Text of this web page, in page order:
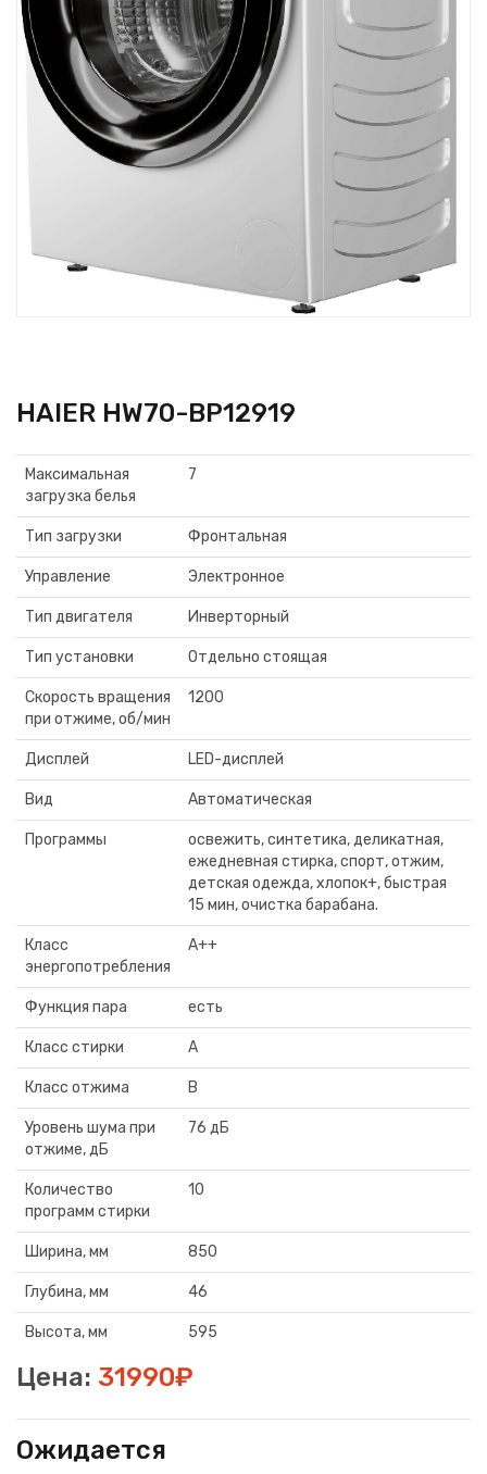
HAIER HW70-BP12919
Максимальная
загрузка белья
7
Тип загрузки Фронтальная
Управление Электронное
Тип двигателя Инверторный
Тип установки Отдельно стоящая
Скорость вращения
при отжиме, об/мин
1200
Дисплей LED-дисплей
Вид Автоматическая
Программы
освежить, синтетика, деликатная,
ежедневная стирка, спорт, отжим,
детская одежда, хлопок+, быстрая
15 мин, очистка барабана.
Класс
энергопотребления
A++
Функция пара есть
Класс стирки A
Класс отжима В
Уровень шума при
отжиме, дБ
76 дБ
Количество
программ стирки
10
Ширина, мм 850
Глубина, мм 46
Высота, мм 595
Цена: 31990₽
Ожидается